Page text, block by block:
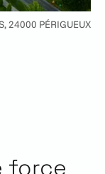
24000 PÉRIGUEUX
force